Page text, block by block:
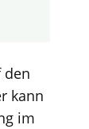
den
kann
im